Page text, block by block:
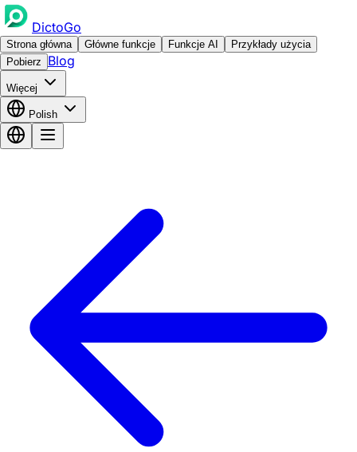
DictoGo
Strona główna Główne funkcje Funkcje AI
Przykłady użycia
Pobierz
Blog
Więcej
Polish